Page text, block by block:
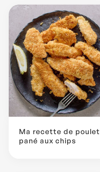
Ma recette de poulet
pané aux chips